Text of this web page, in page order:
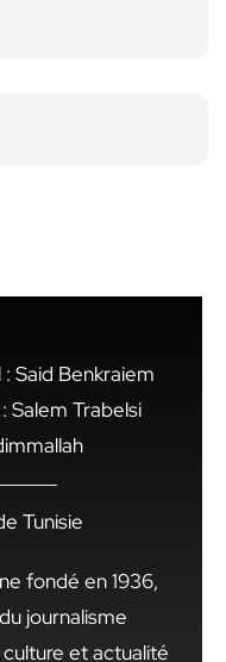
Said Benkraiem
Salem Trabelsi
Tunisie
fondé en 1936,
journalisme
et actualité